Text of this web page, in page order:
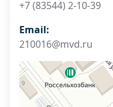
+7 (83544) 2-10-39
Email:
210016@mvd.ru